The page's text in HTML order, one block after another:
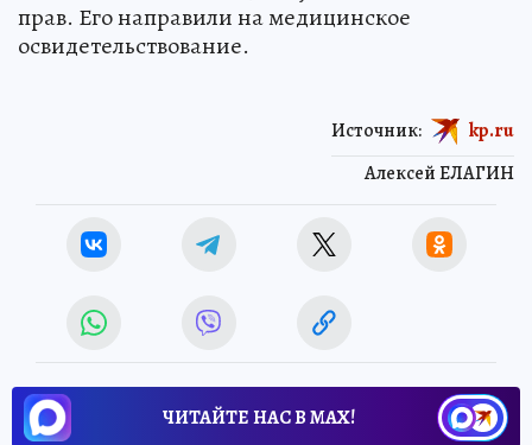
прав. Его направили на медицинское
освидетельствование.
Алексей ЕЛАГИН
Источник: kp.ru
ЧИТАЙТЕ НАС В МАХ!